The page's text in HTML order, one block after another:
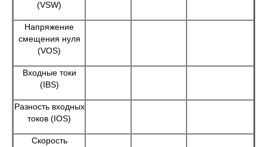
(VSW)
Напряжение
смещения нуля
(VOS)
Входные токи
(IBS)
Разность входных
токов (IOS)
Скорость